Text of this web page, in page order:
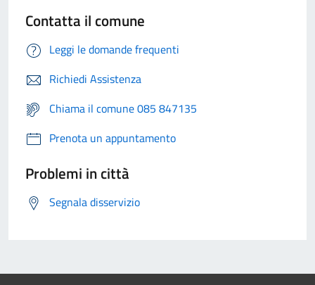
Contatta il comune
Leggi le domande frequenti
Richiedi Assistenza
Chiama il comune 085 847135
Prenota un appuntamento
Problemi in città
Segnala disservizio